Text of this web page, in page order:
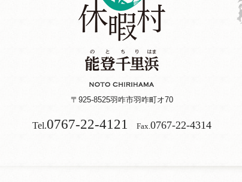
〒925-8525羽咋市羽咋町オ70
Tel.0767-22-4121 Fax. 0767-22-4314